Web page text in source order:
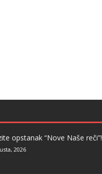
opstanak “Nove Naše reči”!
2026